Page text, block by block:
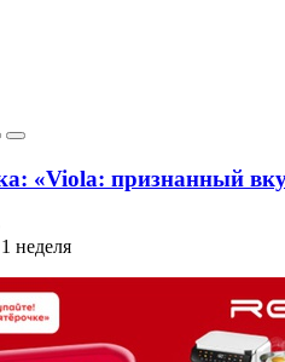
«Viola: признанный
неделя